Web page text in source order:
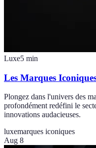
Luxe5 min
Les Marques
Plongez dans l'univers des
profondément redéfini le
innovations audacieuses.
luxemarques iconiques
Aug 8